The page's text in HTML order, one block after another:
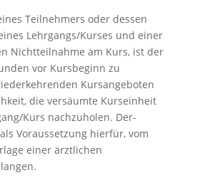
Teilnehmers oder dessen
Lehrgangs/Kurses und einer
Nichtteilnahme am Kurs, ist der
vor Kursbeginn zu
Kursangeboten
die versäumte Kurseinheit
Kurs nachzuholen. Der-
Voraussetzung hierfür, vom
einer ärztlichen